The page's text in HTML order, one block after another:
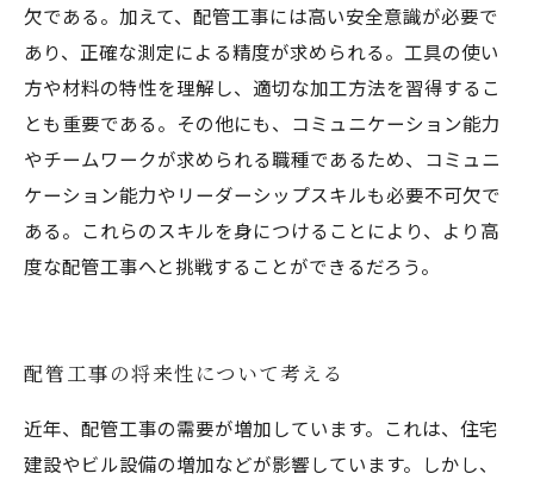
欠である。加えて、配管工事には高い安全意識が必要で
あり、正確な測定による精度が求められる。工具の使い
方や材料の特性を理解し、適切な加工方法を習得するこ
とも重要である。その他にも、コミュニケーション能力
やチームワークが求められる職種であるため、コミュニ
ケーション能力やリーダーシップスキルも必要不可欠で
ある。これらのスキルを身につけることにより、より高
度な配管工事へと挑戦することができるだろう。
配管工事の将来性について考える
近年、配管工事の需要が増加しています。これは、住宅
建設やビル設備の増加などが影響しています。しかし、